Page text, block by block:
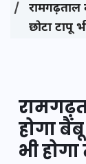
रामगढ़ताल
छोटा टापू
होगा
भी